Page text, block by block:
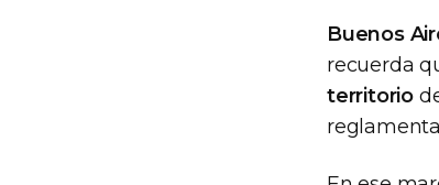
Buenos
recuerda
territorio